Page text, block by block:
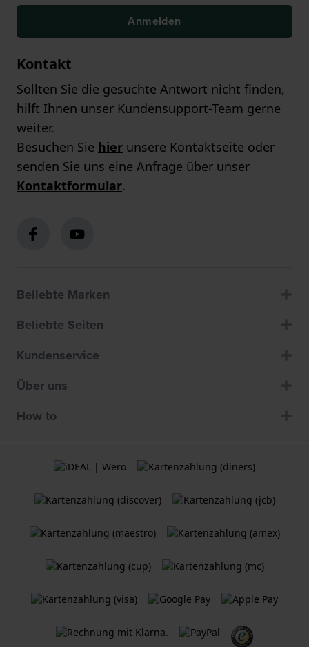
Anmelden
Kontakt
Sollten Sie die gesuchte Antwort nicht finden,
hilft Ihnen unser Kundensupport-Team gerne
weiter.
Besuchen Sie hier unsere Kontaktseite oder
senden Sie uns eine Anfrage über unser
Kontaktformular.
Beliebte Marken
Beliebte Seiten
Kundenservice
Über uns
How to